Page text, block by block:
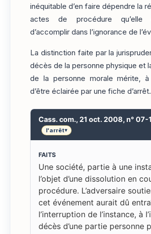
inéquitable d’en faire dépendre la
actes de procédure qu’elle
d’accomplir dans l’ignorance de
La distinction faite par la
décès de la personne physique et
de la personne morale mérite,
d’être éclairée par une fiche d’arrêt.
Cass. com., 21 oct. 2008, n° 07-
l'arrêt▾
FAITS
Une société, partie à une
l’objet d’une dissolution en
procédure. L’adversaire
cet événement aurait dû
l’interruption de l’instance, à
décès d’une partie personne